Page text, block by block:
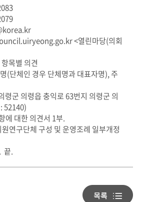
<열린마당(의회
목별 의견
(단체인 경우 단체명과 대표자명), 주
령군 의령읍 충익로 63번지 의령군 의
52140)
에 대한 의견서 1부.
연구단체 구성 및 운영조례 일부개정
끝.